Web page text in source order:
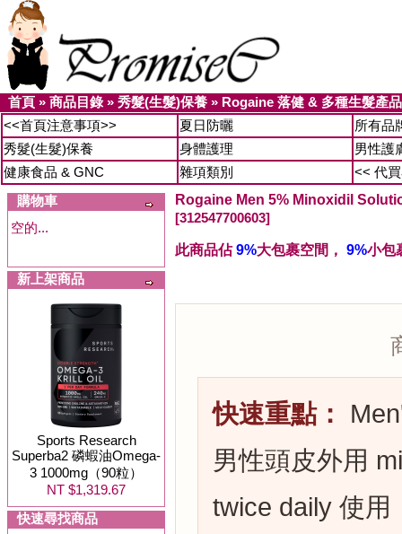
首頁 » 商品目錄» 秀髮(生髮)保養 » Rogaine 落健 & 多種生髮產品
<<首頁注意事項>>
夏日防曬
所有品
秀髮(生髮)保養
身體護理
男性護
健康食品 & GNC
雜項類別
<< 代
購物車
空的...
新上架商品
Sports Research
Superba2 磷蝦油Omega-
3 1000mg（90粒）
NT $1,319.67
快速尋找商品
Rogaine Men 5% Minoxidil
[312547700603]
此商品佔9%大包裹空間， 9%小包
快速重點：
男性頭皮外用
twice daily 使用